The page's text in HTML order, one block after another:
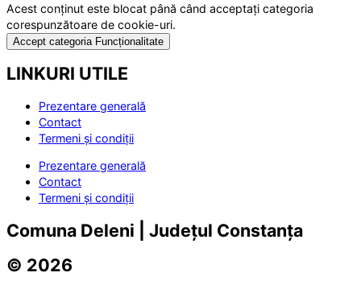
Acest conținut este blocat până când acceptați categoria
corespunzătoare de cookie-uri.
Accept categoria Funcționalitate
LINKURI UTILE
Prezentare generală
Contact
Termeni și condiții
Prezentare generală
Contact
Termeni și condiții
Comuna Deleni | Județul Constanța
© 2026